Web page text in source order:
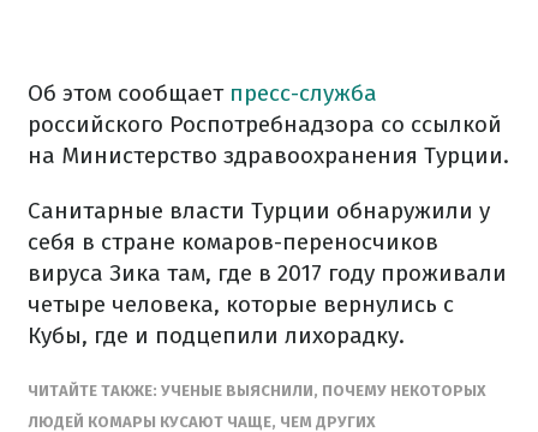
Об этом сообщает пресс-служба
российского Роспотребнадзора со ссылкой
на Министерство здравоохранения Турции.
Санитарные власти Турции обнаружили у
себя в стране комаров-переносчиков
вируса Зика там, где в 2017 году проживали
четыре человека, которые вернулись с
Кубы, где и подцепили лихорадку.
ЧИТАЙТЕ ТАКЖЕ: УЧЕНЫЕ ВЫЯСНИЛИ, ПОЧЕМУ НЕКОТОРЫХ
ЛЮДЕЙ КОМАРЫ КУСАЮТ ЧАЩЕ, ЧЕМ ДРУГИХ